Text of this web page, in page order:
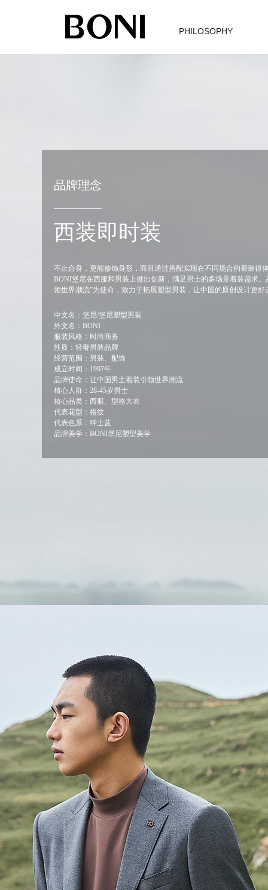
PHILOSOPHY
品牌理念
西装即时装
不止合身，更能修饰身形，而且通过搭配实现在不同场合的着装得
BONI堡尼在西服和男装上做出创新，满足男士的多场景着装需求。
领世界潮流”为使命，致力于拓展塑型男装，让中国的原创设计更好
中文名：堡尼/堡尼塑型男装
外文名：BONI
服装风格：时尚商务
性质：轻奢男装品牌
经营范围：男装、配饰
成立时间：1997年
品牌使命：让中国男士着装引领世界潮流
核心人群：28-45岁男士
核心品类：西服、型格大衣
代表花型：格纹
代表色系：绅士蓝
品牌美学：BONI堡尼塑型美学